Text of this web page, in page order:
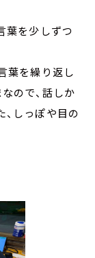
葉を少しずつ
葉を繰り返し
ので、話しか
しっぽや目の